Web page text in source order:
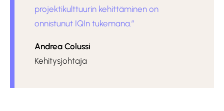
projektikulttuurin kehittäminen on
onnistunut IQIn tukemana.”
Andrea Colussi
Kehitysjohtaja